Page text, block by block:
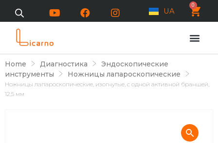
UA
0
Home Диагностика
Эндоскопические
инструменты
Ножницы лапароскопические
Ножницы лапароскопические, изогнутые, с одной активной браншей,
12,5 мм